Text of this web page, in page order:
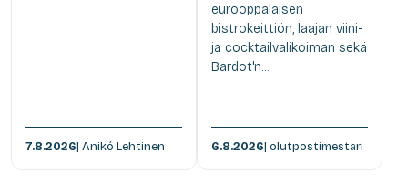
7.8.2026| Anikó Lehtinen
eurooppalaisen
bistrokeittiön, laajan viini-
ja cocktailvalikoiman sekä
Bardot'n...
6.8.2026| olutpostimestari